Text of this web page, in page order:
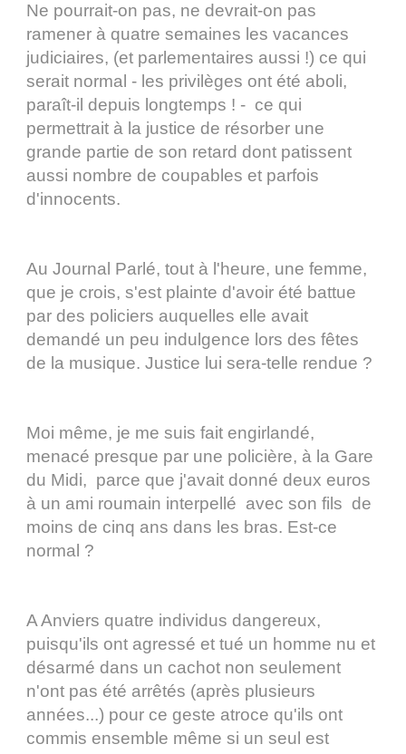
Ne pourrait-on pas, ne devrait-on pas
ramener à quatre semaines les vacances
judiciaires, (et parlementaires aussi !) ce qui
serait normal - les privilèges ont été aboli,
paraît-il depuis longtemps ! - ce qui
permettrait à la justice de résorber une
grande partie de son retard dont patissent
aussi nombre de coupables et parfois
d'innocents.
Au Journal Parlé, tout à l'heure, une femme,
que je crois, s'est plainte d'avoir été battue
par des policiers auquelles elle avait
demandé un peu indulgence lors des fêtes
de la musique. Justice lui sera-telle rendue ?
Moi même, je me suis fait engirlandé,
menacé presque par une policière, à la Gare
du Midi, parce que j'avait donné deux euros
à un ami roumain interpellé avec son fils de
moins de cinq ans dans les bras. Est-ce
normal ?
A Anviers quatre individus dangereux,
puisqu'ils ont agressé et tué un homme nu et
désarmé dans un cachot non seulement
n'ont pas été arrêtés (après plusieurs
années...) pour ce geste atroce qu'ils ont
commis ensemble même si un seul est